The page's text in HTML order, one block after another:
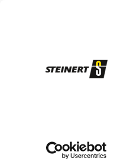
Tambours
Aimants
Aimants de
Systèmes
Système